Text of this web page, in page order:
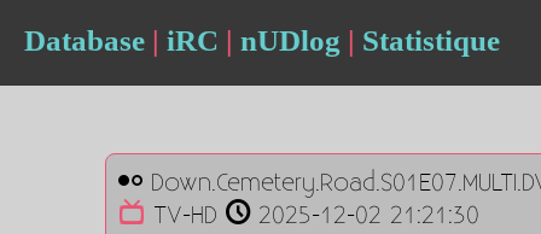
Database | iRC | nUDlog | Statistique
TV-HD
2025-12-02 21:21:30